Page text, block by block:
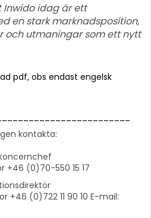
Inwido idag är ett
en stark marknadsposition,
och utmaningar som ett nytt
pdf, obs endast engelsk
kontakta:
+46 (0)70-550 15 17
+46 (0)722 11 90 10 E-mail: